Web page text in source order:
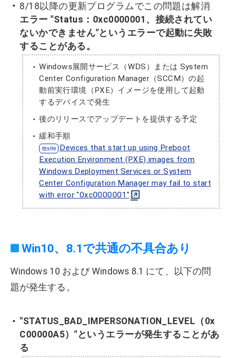
8/18以降の更新プログラムでこの問題は解消
エラー "Status：0xc0000001、接続されてい
ないかできません"というエラーで起動に失敗
することがある。
Windows展開サービス（WDS）または System
Center Configuration Manager（SCCM）の起
動前実行環境（PXE）イメージを使用して起動
するデバイスで発生
後のリリースでアップデートを提供する予定
緩和手順
Devices that start up using Preboot
Execution Environment (PXE) images from
Windows Deployment Services or System
Center Configuration Manager may fail to start
with error "0xc0000001"
Win10、8.1で共通の不具合あり
Windows 10 および Windows 8.1 にて、以下の問
題が発生する。
"STATUS_BAD_IMPERSONATION_LEVEL（0x
C00000A5）"というエラーが発生することがあ
る